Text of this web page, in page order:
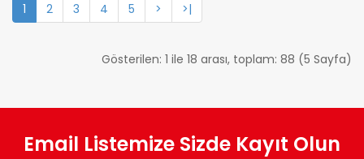
1 2 3 4 5 > >|
Gösterilen: 1 ile 18 arası, toplam: 88 (5 Sayfa)
Email Listemize Sizde Kayıt Olun